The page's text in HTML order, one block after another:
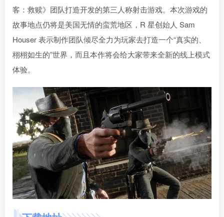
客：救赎》团队打造开发的第三人称射击游戏。本次游戏的
故事地点仍将是美国无情的蛮荒地区，R 星创始人 Sam
Houser 表示制作团队倾尽全力为玩家去打造一个“真实的、
栩栩如生的”世界，而且本作将会给大家带来全新的线上模式
体验。